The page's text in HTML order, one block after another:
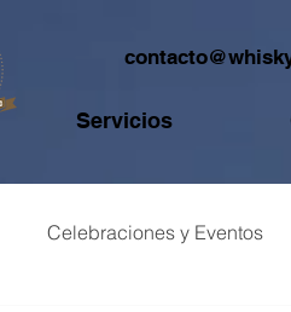
Servicios
Celebraciones y Eventos